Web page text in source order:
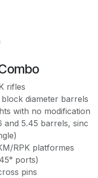
rifles
diameter barrels
with no modification
5.45 barrels, sinc
RPK platformes
ports)
pins